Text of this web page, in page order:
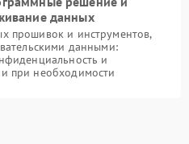
данных
прошивок и инструментов,
данными:
и
при необходимости